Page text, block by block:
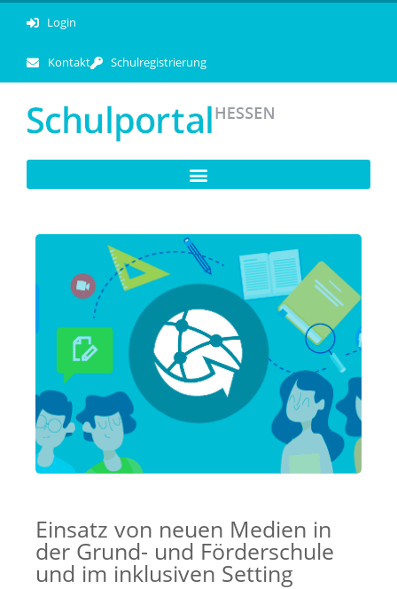
Login
Kontakt Schulregistrierung
Einsatz von neuen Medien in
der Grund- und Förderschule
und im inklusiven Setting